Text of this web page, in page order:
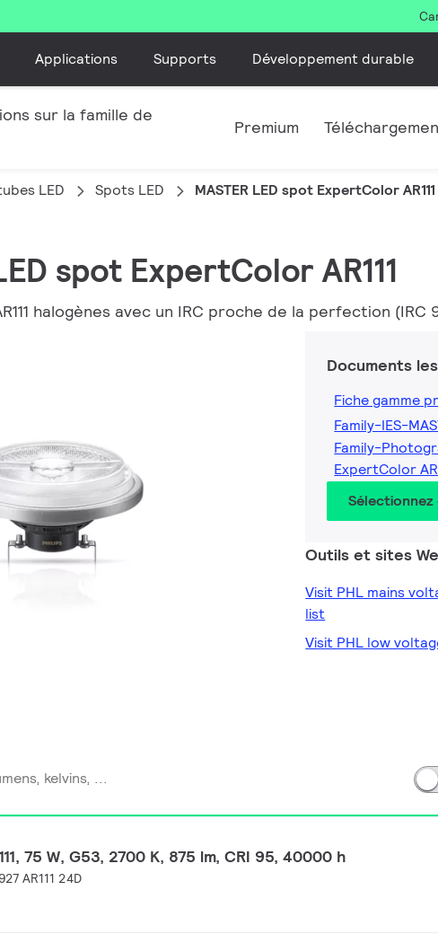
Applications Supports Développement durable
sur la famille de
Premium
LED Spots LED MASTER LED spot ExpertColor AR111
spot ExpertColor AR111
halogènes avec un IRC proche de la perfection (IRC
Documents
Fiche gamme
Family-IES-
Family-
ExpertColor
Outils et sites
Visit PHL mains
list
Visit PHL low
75 W, G53, 2700 K, 875 lm, CRI 95, 40000 h
AR111 24D